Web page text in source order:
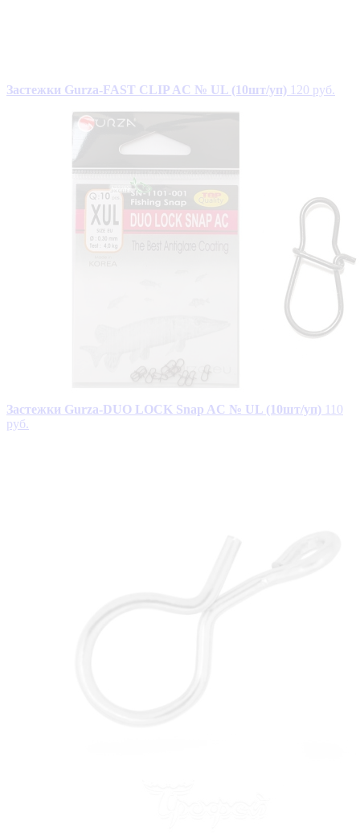
Застежки Gurza-FAST CLIP AC № UL (10шт/уп) 120 руб.
Застежки Gurza-DUO LOCK Snap AC № UL (10шт/уп) 110
руб.